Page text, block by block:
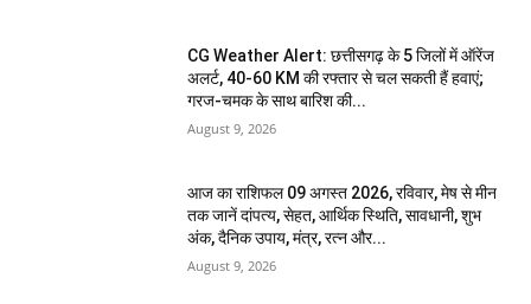
CG Weather Alert: छत्तीसगढ़ के 5 जिलों में ऑरेंज
अलर्ट, 40-60 KM की रफ्तार से चल सकती हैं हवाएं;
गरज-चमक के साथ बारिश की...
August 9, 2026
आज का राशिफल 09 अगस्त 2026, रविवार, मेष से मीन
तक जानें दांपत्य, सेहत, आर्थिक स्थिति, सावधानी, शुभ
अंक, दैनिक उपाय, मंत्र, रत्न और...
August 9, 2026